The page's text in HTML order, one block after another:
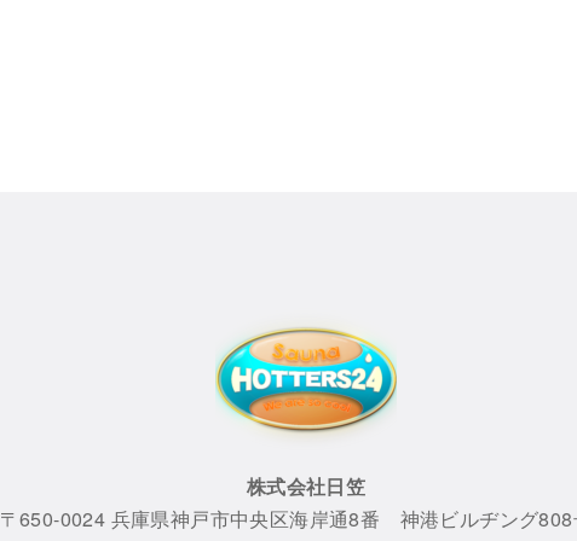
株式会社日笠
〒650-0024 兵庫県神戸市中央区海岸通8番 神港ビルヂング